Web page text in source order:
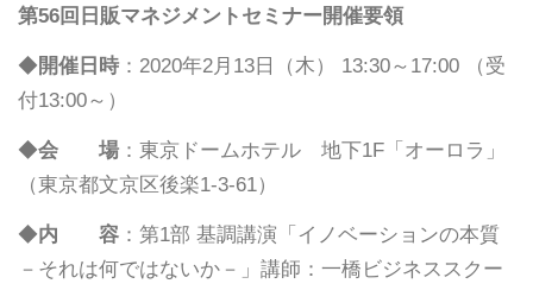
第56回日販マネジメントセミナー開催要領
◆ 開催日時 ：2020年2月13日（木） 13:30～17:00 （受
付13:00～）
◆会 場 ：東京ドームホテル 地下1F「オーロラ」
（東京都文京区後楽1-3-61）
◆内 容 ：第1部 基調講演 「イノベーションの本質
－それは何ではないか－」 講師：一橋ビジネススクー